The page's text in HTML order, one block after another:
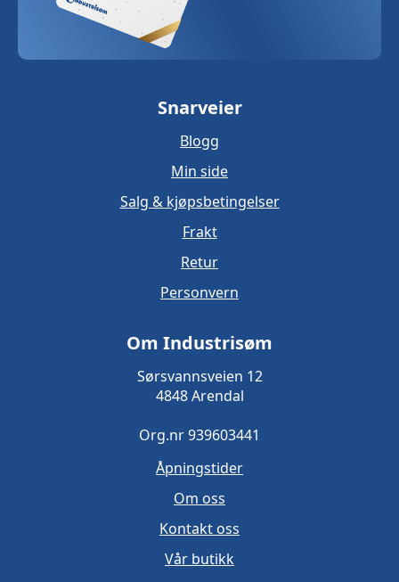
Snarveier
Blogg
Min side
Salg & kjøpsbetingelser
Frakt
Retur
Personvern
Om Industrisøm
Sørsvannsveien 12
4848 Arendal
Org.nr 939603441
Åpningstider
Om oss
Kontakt oss
Vår butikk